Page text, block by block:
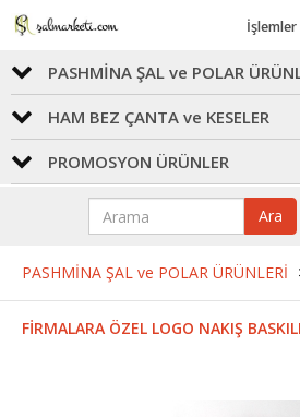
İşlemler
PASHMİNA ŞAL ve POLAR
HAM BEZ ÇANTA ve KESELER
PROMOSYON ÜRÜNLER
Ara
PASHMİNA ŞAL ve POLAR ÜRÜNLERİ
FİRMALARA ÖZEL LOGO NAKIŞ